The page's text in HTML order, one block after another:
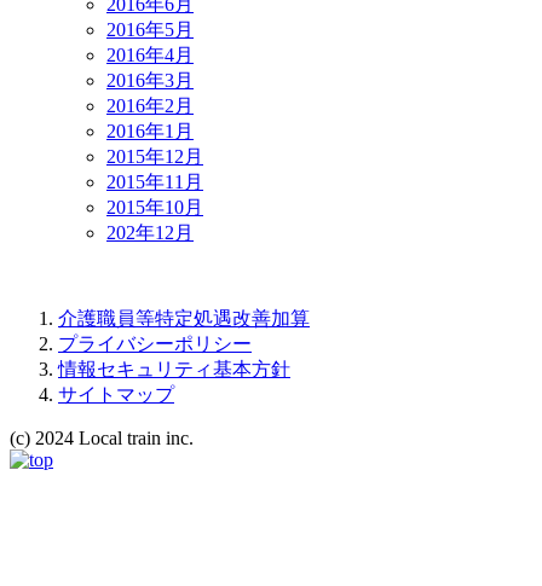
2016年6月
2016年5月
2016年4月
2016年3月
2016年2月
2016年1月
2015年12月
2015年11月
2015年10月
202年12月
介護職員等特定処遇改善加算
プライバシーポリシー
情報セキュリティ基本方針
サイトマップ
(c) 2024 Local train inc.